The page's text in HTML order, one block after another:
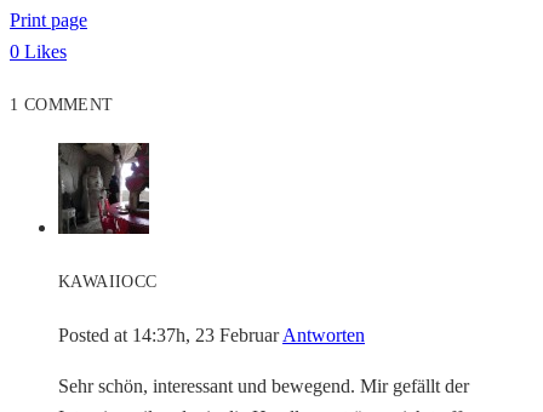
Print page
0 Likes
1 COMMENT
KAWAIIOCC
Posted at 14:37h, 23 Februar Antworten
Sehr schön, interessant und bewegend. Mir gefällt der